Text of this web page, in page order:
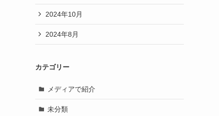
2024年10月
2024年8月
カテゴリー
メディアで紹介
未分類